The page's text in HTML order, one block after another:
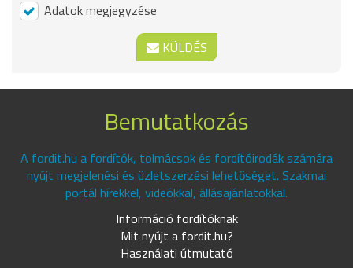
Adatok megjegyzése
KÜLDÉS
Bemutatkozás
A fordit.hu a fordítók, tolmácsok és fordítóirodák számára
nyújt megjelenési és üzletszerzési lehetőséget. Szakmai
portál hírekkel, videókkal, állásajánlatokkal.
Információ fordítóknak
Mit nyújt a fordit.hu?
Használati útmutató